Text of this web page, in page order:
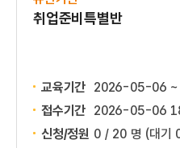
취업준비특별반
교육기간 2026-05-06
접수기간 2026-05-06
신청/정원 0 / 20 명 (대기